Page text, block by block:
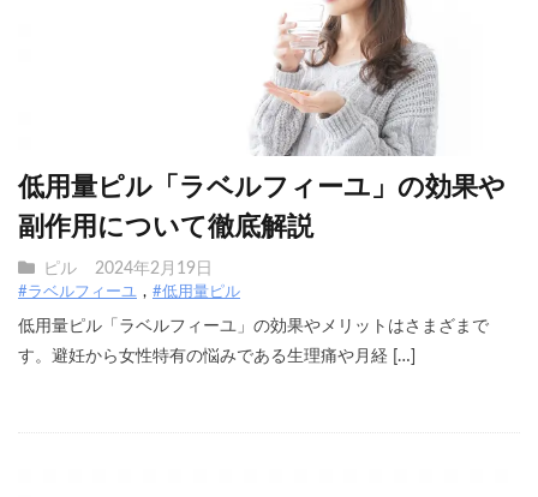
低用量ピル「ラベルフィーユ」の効果や
副作用について徹底解説
ピル 2024年2月19日
#ラベルフィーユ #低用量ピル
低用量ピル「ラベルフィーユ」の効果やメリットはさまざまで
す。避妊から女性特有の悩みである生理痛や月経 […]